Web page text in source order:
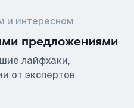
и интересном
предложениями
лайфхаки,
от экспертов